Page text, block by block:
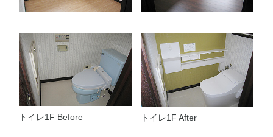
トイレ1F Before トイレ1F After